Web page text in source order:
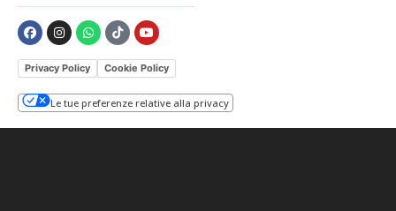
Privacy Policy Cookie Policy
Le tue preferenze relative alla privacy